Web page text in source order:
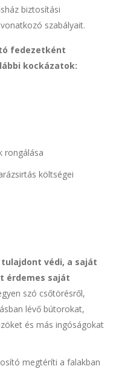
biztosítási
szabályait.
fedezetként
kockázatok:
rongálása
költségei
védi, a saját
érdemes saját
szó csőtörésről,
lévő bútorokat,
és más ingóságokat
megtéríti a falakban